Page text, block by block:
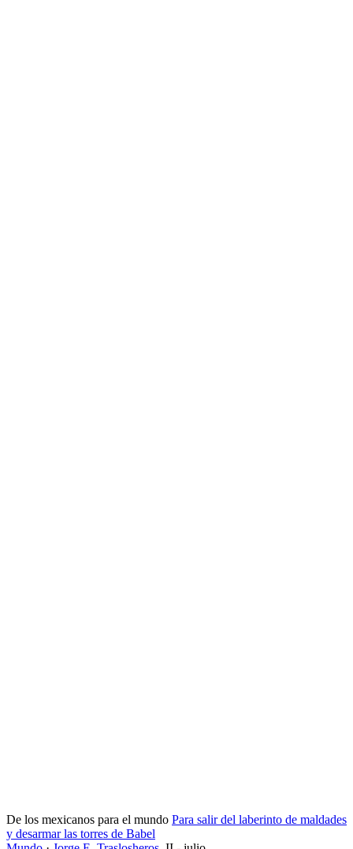
De los mexicanos para el mundo Para salir del laberinto de maldades
y desarmar las torres de Babel